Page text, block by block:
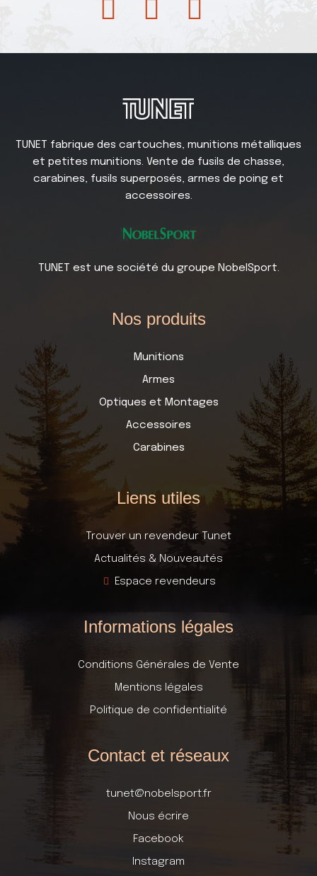
TUNET fabrique des cartouches, munitions métalliques
et petites munitions. Vente de fusils de chasse,
carabines, fusils superposés, armes de poing et
accessoires.
TUNET est une société du groupe NobelSport.
Nos produits
Munitions
Armes
Optiques et Montages
Accessoires
Carabines
Liens utiles
Trouver un revendeur Tunet
Actualités & Nouveautés
Espace revendeurs
Informations légales
Conditions Générales de Vente
Mentions légales
Politique de confidentialité
Contact et réseaux
tunet@nobelsport.fr
Nous écrire
Facebook
Instagram